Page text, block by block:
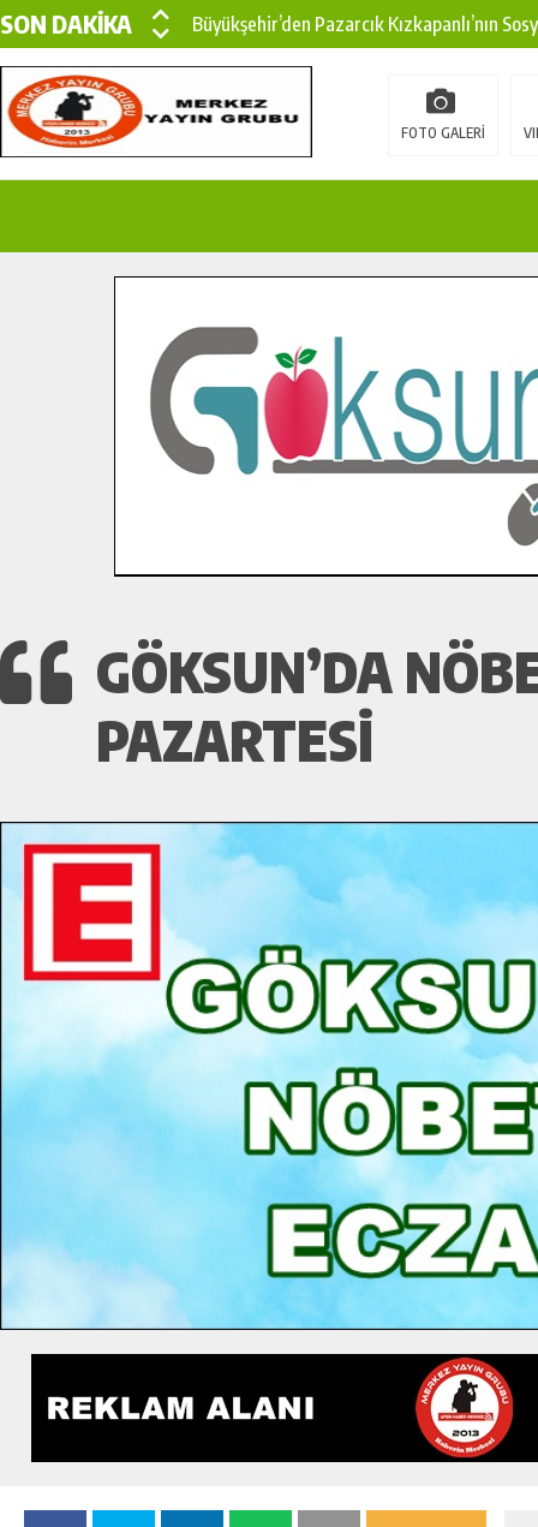
SON DAKİKA
Büyükşehir’den Pazarcık Kızkapanlı’nın
Büyükşehir’den Pazarcık Kırsalına Modern
Çin’den KSÜ’ye Uluslararası Başarı:
İlçe Jandarma Komutanı Karakaya’dan
Bertiz’in Yeni Köprüsünde Sona Doğru.
FOTO GALERİ
GÖKSUN’DA
PAZARTESI